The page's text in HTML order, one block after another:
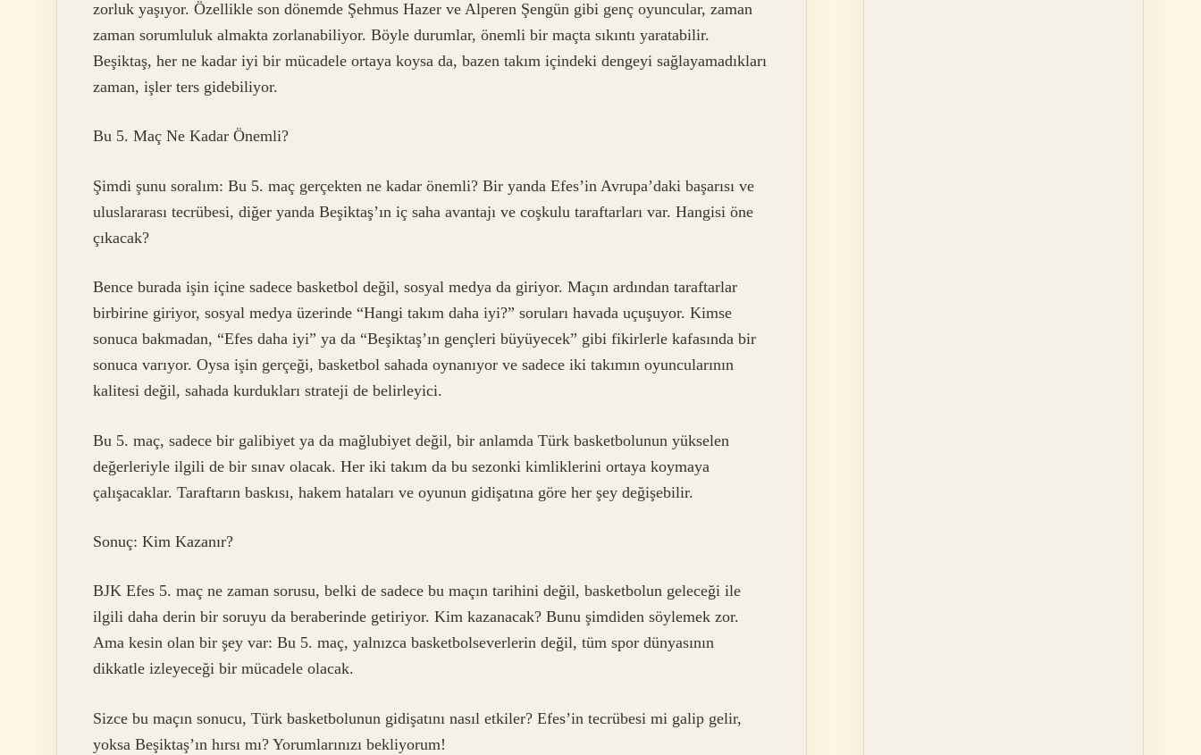
zorluk yaşıyor. Özellikle son dönemde Şehmus Hazer ve Alperen Şengün gibi genç oyuncular, zaman
zaman sorumluluk almakta zorlanabiliyor. Böyle durumlar, önemli bir maçta sıkıntı yaratabilir.
Beşiktaş, her ne kadar iyi bir mücadele ortaya koysa da, bazen takım içindeki dengeyi sağlayamadıkları
zaman, işler ters gidebiliyor.
Bu 5. Maç Ne Kadar Önemli?
Şimdi şunu soralım: Bu 5. maç gerçekten ne kadar önemli? Bir yanda Efes’in Avrupa’daki başarısı ve
uluslararası tecrübesi, diğer yanda Beşiktaş’ın iç saha avantajı ve coşkulu taraftarları var. Hangisi öne
çıkacak?
Bence burada işin içine sadece basketbol değil, sosyal medya da giriyor. Maçın ardından taraftarlar
birbirine giriyor, sosyal medya üzerinde “Hangi takım daha iyi?” soruları havada uçuşuyor. Kimse
sonuca bakmadan, “Efes daha iyi” ya da “Beşiktaş’ın gençleri büyüyecek” gibi fikirlerle kafasında bir
sonuca varıyor. Oysa işin gerçeği, basketbol sahada oynanıyor ve sadece iki takımın oyuncularının
kalitesi değil, sahada kurdukları strateji de belirleyici.
Bu 5. maç, sadece bir galibiyet ya da mağlubiyet değil, bir anlamda Türk basketbolunun yükselen
değerleriyle ilgili de bir sınav olacak. Her iki takım da bu sezonki kimliklerini ortaya koymaya
çalışacaklar. Taraftarın baskısı, hakem hataları ve oyunun gidişatına göre her şey değişebilir.
Sonuç: Kim Kazanır?
BJK Efes 5. maç ne zaman sorusu, belki de sadece bu maçın tarihini değil, basketbolun geleceği ile
ilgili daha derin bir soruyu da beraberinde getiriyor. Kim kazanacak? Bunu şimdiden söylemek zor.
Ama kesin olan bir şey var: Bu 5. maç, yalnızca basketbolseverlerin değil, tüm spor dünyasının
dikkatle izleyeceği bir mücadele olacak.
Sizce bu maçın sonucu, Türk basketbolunun gidişatını nasıl etkiler? Efes’in tecrübesi mi galip gelir,
yoksa Beşiktaş’ın hırsı mı? Yorumlarınızı bekliyorum!